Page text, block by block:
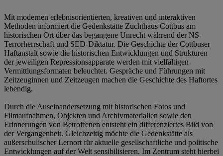
Mit modernen erlebnisorientierten, kreativen und interaktiven
Methoden informiert die Gedenkstätte Zuchthaus Cottbus am
historischen Ort über das begangene Unrecht während der NS-
Terrorherrschaft und SED-Diktatur. Die Geschichte der Cottbuser
Haftanstalt sowie die historischen Entwicklungen und Strukturen
der jeweiligen Repressionsapparate werden mit vielfältigen
Vermittlungsformaten beleuchtet. Gespräche und Führungen mit
Zeitzeuginnen und Zeitzeugen machen die Geschichte des Haftortes
lebendig.
Durch die Auseinandersetzung mit historischen Fotos und
Filmaufnahmen, Objekten und Archivmaterialien sowie den
Erinnerungen von Betroffenen entsteht ein differenziertes Bild von
der Vergangenheit. Gleichzeitig möchte die Gedenkstätte als
außerschulischer Lernort für aktuelle gesellschaftliche und politische
Entwicklungen auf der Welt sensibilisieren. Im Zentrum steht hierbei